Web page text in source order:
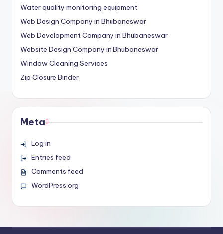
Water quality monitoring equipment
Web Design Company in Bhubaneswar
Web Development Company in Bhubaneswar
Website Design Company in Bhubaneswar
Window Cleaning Services
Zip Closure Binder
Meta
Log in
Entries feed
Comments feed
WordPress.org